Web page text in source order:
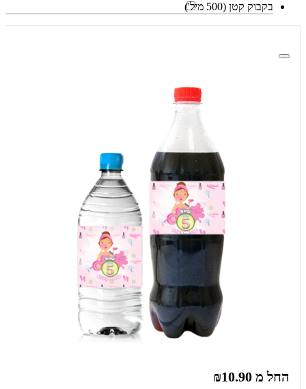
בקבוק קטן (500 מיל')
החל מ ₪10.90